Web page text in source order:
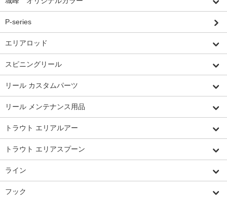
P-series
エリアロッド
スピニングリール
リール カスタムパーツ
リール メンテナンス用品
トラウト エリアルアー
トラウト エリアスプーン
ライン
フック